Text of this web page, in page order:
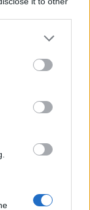
nařídily
týden
s policií zabavily
Pasažéři lodi
Sám Watson na
na islandskou
vedrům více